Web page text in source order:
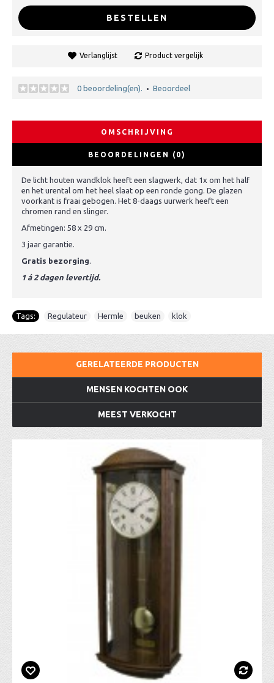
BESTELLEN
Verlanglijst Product vergelijk
0 beoordeling(en). • Beoordeel
OMSCHRIJVING
BEOORDELINGEN (0)
De licht houten wandklok heeft een slagwerk, dat 1x om het half
en het urental om het heel slaat op een ronde gong. De glazen
voorkant is fraai gebogen. Het 8-daags uurwerk heeft een
chromen rand en slinger.
Afmetingen: 58 x 29 cm.
3 jaar garantie.
Gratis bezorging.
1 á 2 dagen levertijd.
Tags: Regulateur Hermle beuken klok
GERELATEERDE PRODUCTEN
MENSEN KOCHTEN OOK
MEEST VERKOCHT